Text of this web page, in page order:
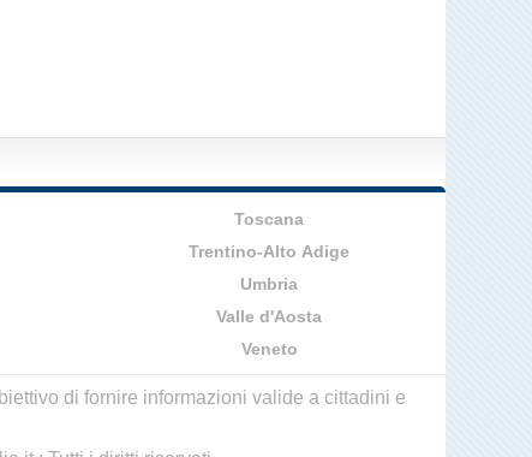
Toscana
Trentino-Alto Adige
Umbria
Valle d'Aosta
Veneto
di fornire informazioni valide a cittadini e